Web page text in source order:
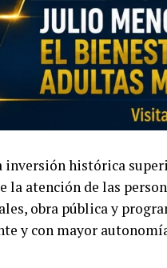
inversión histórica
la atención de las
obra pública y
y con mayor